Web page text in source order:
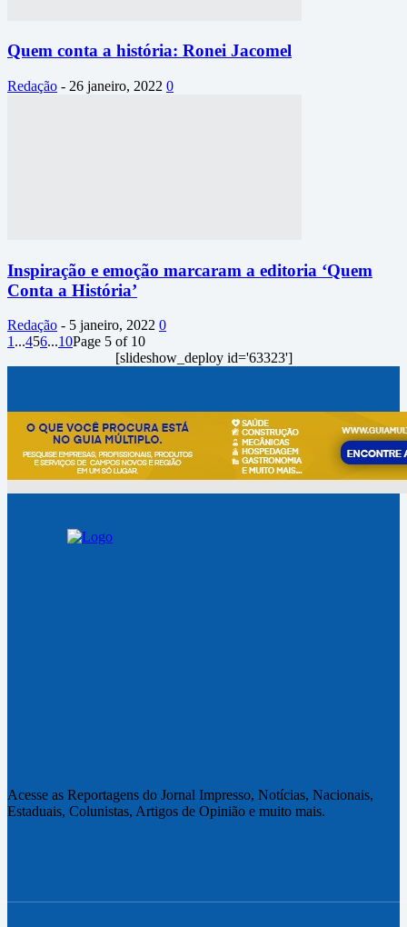
Quem conta a história: Ronei Jacomel
Redação - 26 janeiro, 2022 0
Inspiração e emoção marcaram a editoria ‘Quem
Conta a História’
Redação - 5 janeiro, 2022 0
1...456...10Page 5 of 10
[slideshow_deploy id='63323']
Acesse as Reportagens do Jornal Impresso, Notícias, Nacionais,
Estaduais, Colunistas, Artigos de Opinião e muito mais.